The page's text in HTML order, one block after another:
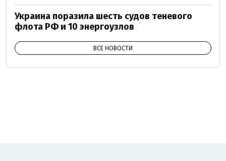
Украина поразила шесть судов теневого
флота РФ и 10 энергоузлов
ВСЕ НОВОСТИ